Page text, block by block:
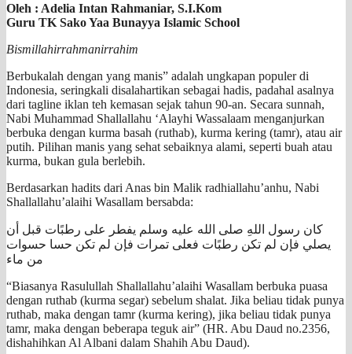
Oleh : Adelia Intan Rahmaniar, S.I.Kom
Guru TK Sako Yaa Bunayya Islamic School
Bismillahirrahmanirrahim
Berbukalah dengan yang manis” adalah ungkapan populer di
Indonesia, seringkali disalahartikan sebagai hadis, padahal asalnya
dari tagline iklan teh kemasan sejak tahun 90-an. Secara sunnah,
Nabi Muhammad Shallallahu ‘Alayhi Wassalaam menganjurkan
berbuka dengan kurma basah (ruthab), kurma kering (tamr), atau air
putih. Pilihan manis yang sehat sebaiknya alami, seperti buah atau
kurma, bukan gula berlebih.
Berdasarkan hadits dari Anas bin Malik radhiallahu’anhu, Nabi
Shallallahu’alaihi Wasallam bersabda:
كان رسول اللهِ صلى الله عليه وسلم يفطر على رطبًات قبل أن
يصلي فإن لم تكن رطبًات فعلى تمرات فإن لم تكن حسا حسوات
من ماء
“Biasanya Rasulullah Shallallahu’alaihi Wasallam berbuka puasa
dengan ruthab (kurma segar) sebelum shalat. Jika beliau tidak punya
ruthab, maka dengan tamr (kurma kering), jika beliau tidak punya
tamr, maka dengan beberapa teguk air” (HR. Abu Daud no.2356,
dishahihkan Al Albani dalam Shahih Abu Daud).